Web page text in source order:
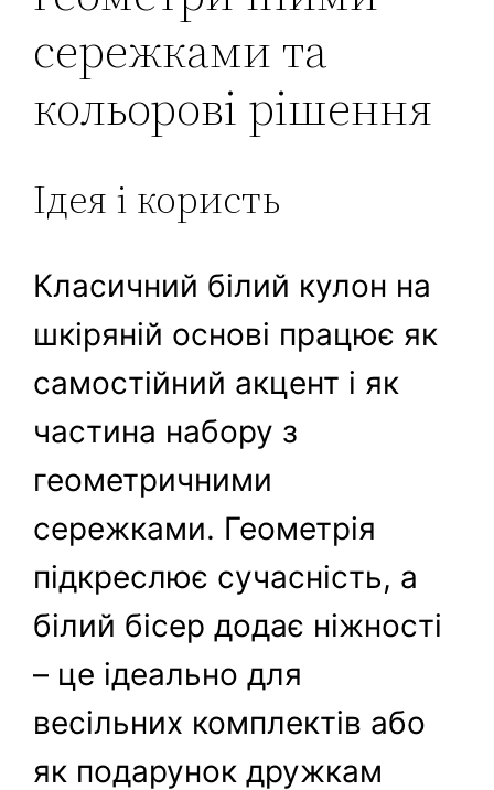
сережками та
кольорові рішення
Ідея і користь
Класичний білий кулон на
шкіряній основі працює як
самостійний акцент і як
частина набору з
геометричними
сережками. Геометрія
підкреслює сучасність, а
білий бісер додає ніжності
– це ідеально для
весільних комплектів або
як подарунок дружкам